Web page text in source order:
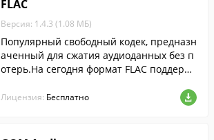
FLAC
Версия: 1.4.3 (1.08 МБ)
Популярный свободный кодек, предназн
аченный для сжатия аудиоданных без п
отерь.На сегодня формат FLAC поддерж
й....
Лицензия: Бесплатно